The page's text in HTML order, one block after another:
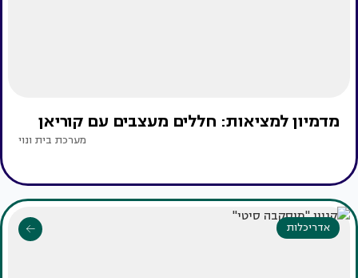
מדמיון למציאות: חללים מעצבים עם קוריאן
מערכת בית ונוי
אדריכלות